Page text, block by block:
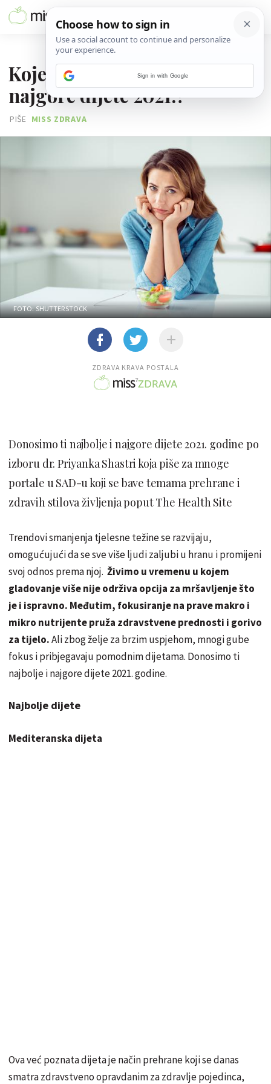
Koje su najbolje, a koje
najgore dijete 2021.?
PIŠE MISS ZDRAVA
FOTO: SHUTTERSTOCK
ZDRAVA KRAVA POSTALA
Donosimo ti najbolje i najgore dijete 2021. godine po
izboru dr. Priyanka Shastri koja piše za mnoge
portale u SAD-u koji se bave temama prehrane i
zdravih stilova življenja poput The Health Site
Trendovi smanjenja tjelesne težine se razvijaju,
omogućujući da se sve više ljudi zaljubi u hranu i promijeni
svoj odnos prema njoj. Živimo u vremenu u kojem
gladovanje više nije održiva opcija za mršavljenje što
je i ispravno. Međutim, fokusiranje na prave makro i
mikro nutrijente pruža zdravstvene prednosti i gorivo
za tijelo.Ali zbog želje za brzim uspjehom, mnogi gube
fokus i pribjegavaju pomodnim dijetama. Donosimo ti
najbolje i najgore dijete 2021. godine.
Najbolje dijete
Mediteranska dijeta
Ova već poznata dijeta je način prehrane koji se danas
smatra zdravstveno opravdanim za zdravlje pojedinca,
Sign in with Google